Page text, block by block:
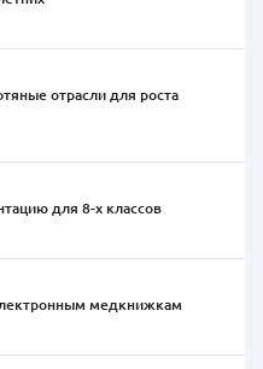
отрасли для роста
для 8-х классов
медкнижкам